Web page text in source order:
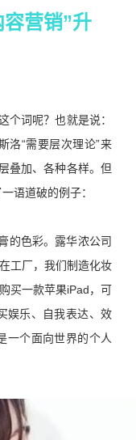
营销”升
个词呢？也就是说：
洛“需要层次理论”来
叠加、各种各样。但
语道破的例子：
的色彩。露华浓公司
工厂，我们制造化妆
买一款苹果iPad，可
娱乐、自我表达、效
个面向世界的个人